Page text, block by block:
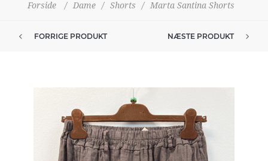
Forside / Dame / Shorts / Marta Santina Shorts
FORRIGE PRODUKT NÆSTE PRODUKT